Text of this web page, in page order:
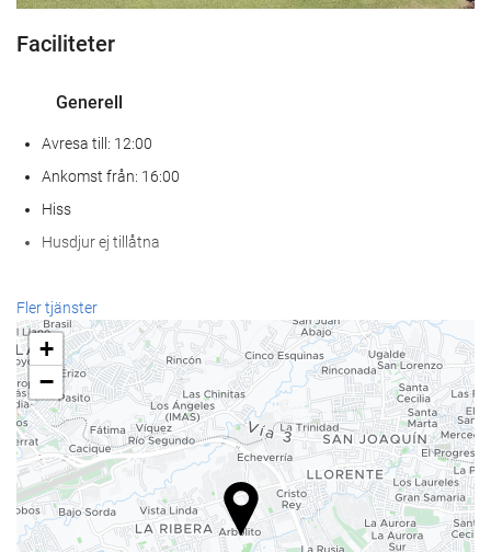
Faciliteter
Generell
Avresa till: 12:00
Ankomst från: 16:00
Hiss
Husdjur ej tillåtna
Hälsa
Spa
Hamambad
Bastu
gym
Mat och dryck
À la carte-restaurang
Fler tjänster
+
−